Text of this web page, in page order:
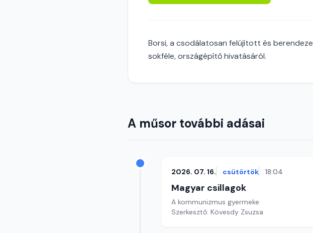
Borsi, a csodálatosan felújított és
sokféle, országépítő hivatásáról.
A műsor további adásai
2026. 07. 16. csütörtök 18:04
Magyar csillagok
A kommunizmus gyermeke
Szerkesztő: Kövesdy Zsuzsa